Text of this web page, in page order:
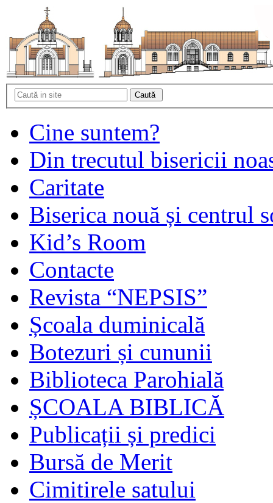
Cine suntem?
Din trecutul bisericii
Caritate
Biserica nouă și centrul
Kid’s Room
Contacte
Revista “NEPSIS”
Școala duminicală
Botezuri și cununii
Biblioteca Parohială
ȘCOALA BIBLICĂ
Publicații și predici
Bursă de Merit
Cimitirele satului